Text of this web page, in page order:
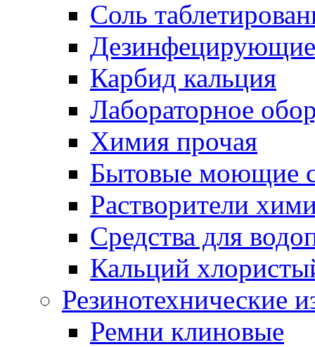
Соль
Дезинфецирующие
Карбид кальция
Лабораторное
Химия прочая
Бытовые моющие
Растворители
Средства для
Кальций
Резинотехнические
Ремни клиновые